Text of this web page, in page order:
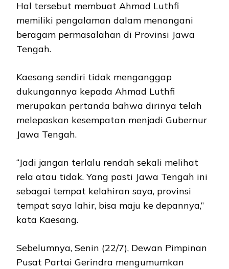
Hal tersebut membuat Ahmad Luthfi
memiliki pengalaman dalam menangani
beragam permasalahan di Provinsi Jawa
Tengah.
Kaesang sendiri tidak menganggap
dukungannya kepada Ahmad Luthfi
merupakan pertanda bahwa dirinya telah
melepaskan kesempatan menjadi Gubernur
Jawa Tengah.
“Jadi jangan terlalu rendah sekali melihat
rela atau tidak. Yang pasti Jawa Tengah ini
sebagai tempat kelahiran saya, provinsi
tempat saya lahir, bisa maju ke depannya,”
kata Kaesang.
Sebelumnya, Senin (22/7), Dewan Pimpinan
Pusat Partai Gerindra mengumumkan